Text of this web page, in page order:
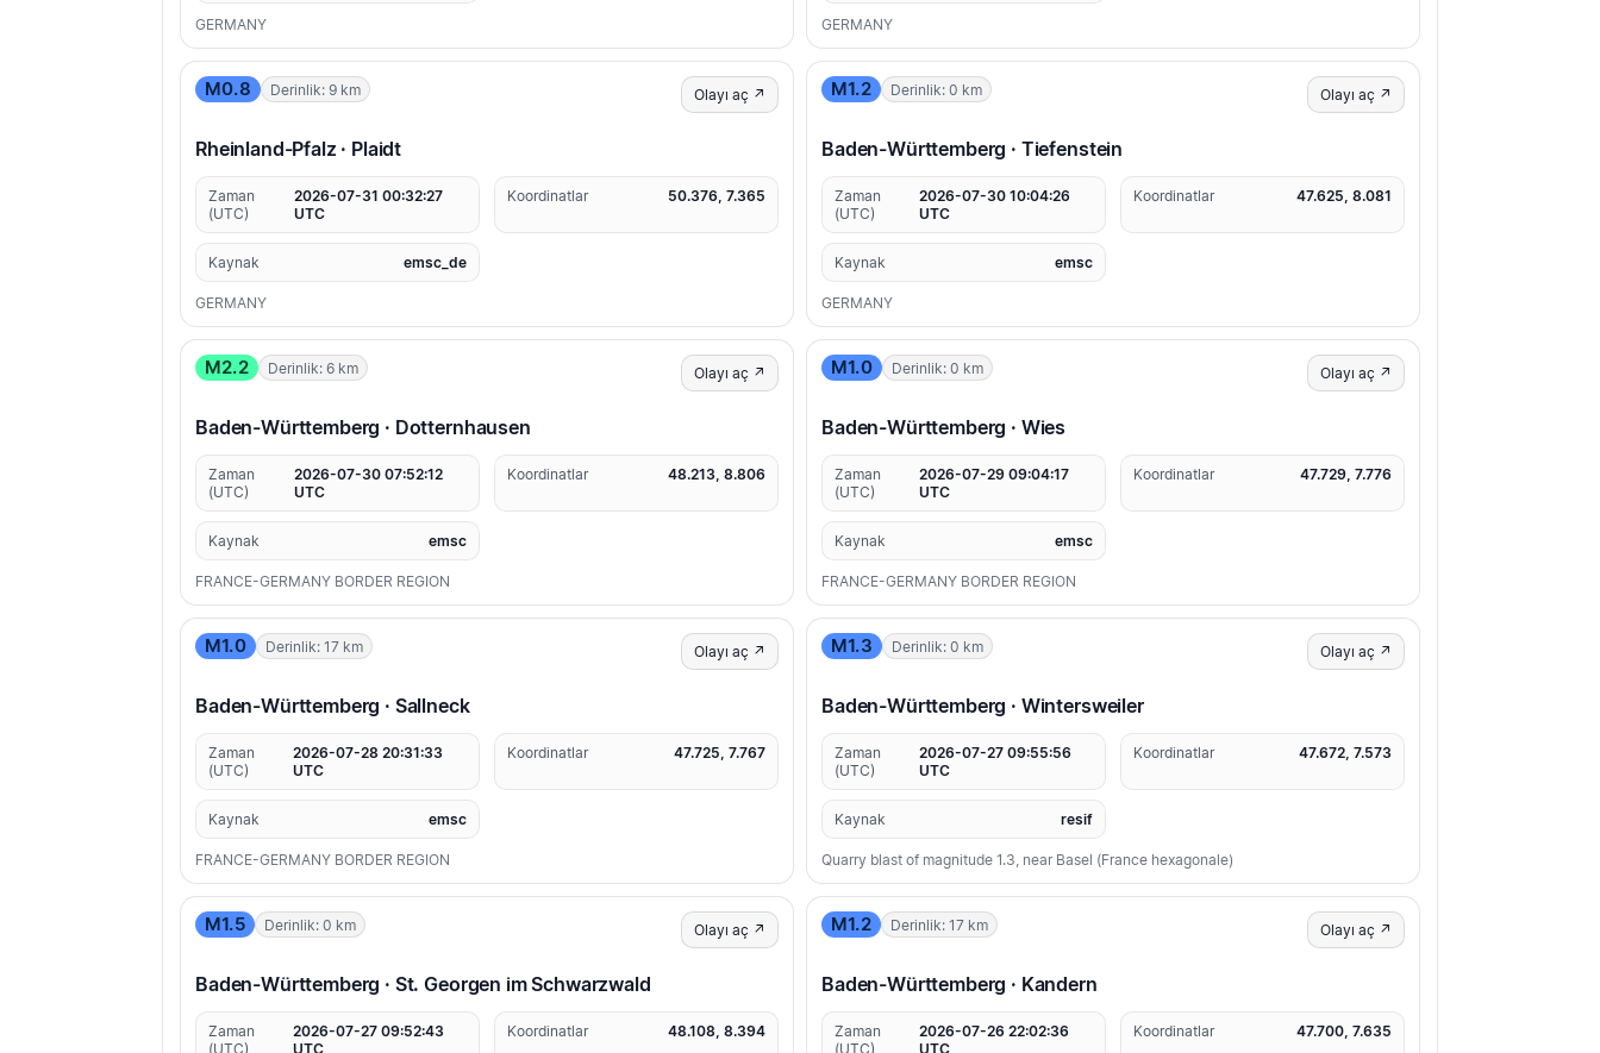
GERMANY GERMANY
M0.8 Derinlik: 9 km Olayı aç ↗
Rheinland-Pfalz · Plaidt
Zaman
(UTC)
2026-07-31 00:32:27
UTC
Koordinatlar 50.376, 7.365
Kaynak emsc_de
GERMANY
M1.2 Derinlik: 0 km Olayı aç ↗
Baden-Württemberg · Tiefenstein
Zaman
(UTC)
2026-07-30 10:04:26
UTC
Koordinatlar 47.625, 8.081
Kaynak emsc
GERMANY
M2.2 Derinlik: 6 km Olayı aç ↗
Baden-Württemberg · Dotternhausen
Zaman
(UTC)
2026-07-30 07:52:12
UTC
Koordinatlar 48.213, 8.806
Kaynak emsc
FRANCE-GERMANY BORDER REGION
M1.0 Derinlik: 0 km Olayı aç ↗
Baden-Württemberg · Wies
Zaman
(UTC)
2026-07-29 09:04:17
UTC
Koordinatlar 47.729, 7.776
Kaynak emsc
FRANCE-GERMANY BORDER REGION
M1.0 Derinlik: 17 km Olayı aç ↗
Baden-Württemberg · Sallneck
Zaman
(UTC)
2026-07-28 20:31:33
UTC
Koordinatlar 47.725, 7.767
Kaynak emsc
FRANCE-GERMANY BORDER REGION
M1.3 Derinlik: 0 km Olayı aç ↗
Baden-Württemberg · Wintersweiler
Zaman
(UTC)
2026-07-27 09:55:56
UTC
Koordinatlar 47.672, 7.573
Kaynak resif
Quarry blast of magnitude 1.3, near Basel (France hexagonale)
M1.5 Derinlik: 0 km Olayı aç ↗
Baden-Württemberg · St. Georgen im Schwarzwald
Zaman
(UTC)
2026-07-27 09:52:43
UTC
Koordinatlar 48.108, 8.394
M1.2 Derinlik: 17 km Olayı aç ↗
Baden-Württemberg · Kandern
Zaman
(UTC)
2026-07-26 22:02:36
UTC
Koordinatlar 47.700, 7.635